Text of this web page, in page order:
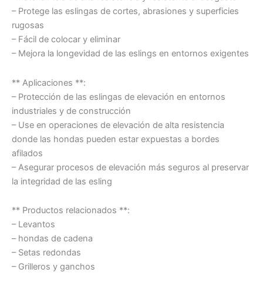
– Protege las eslingas de cortes, abrasiones y superficies
rugosas
– Fácil de colocar y eliminar
– Mejora la longevidad de las eslings en entornos exigentes
** Aplicaciones **:
– Protección de las eslingas de elevación en entornos
industriales y de construcción
– Use en operaciones de elevación de alta resistencia
donde las hondas pueden estar expuestas a bordes
afilados
– Asegurar procesos de elevación más seguros al preservar
la integridad de las esling
** Productos relacionados **:
– Levantos
– hondas de cadena
– Setas redondas
– Grilleros y ganchos